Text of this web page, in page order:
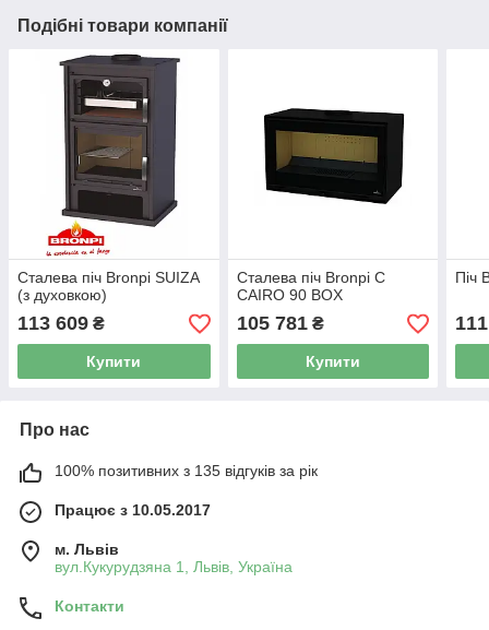
Подібні товари компанії
Сталева піч Bronpi SUIZA
(з духовкою)
113 609 ₴
Купити
Сталева піч Bronpi C
CAIRO 90 BOX
105 781₴
Купити
Піч
Про нас
100% позитивних з 135 відгуків за рік
Працює з 10.05.2017
м. Львів
вул.Кукурудзяна 1, Львів, Україна
Контакти